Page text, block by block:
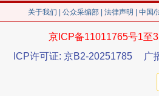
关于我们 公众采编部 法律声明 | 中国
京ICP备11011765号1至
ICP许可证: 京B2-20251785
广